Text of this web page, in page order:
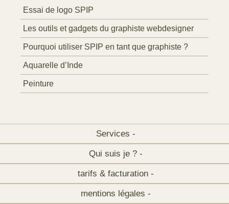
Essai de logo SPIP
Les outils et gadgets du graphiste webdesigner
Pourquoi utiliser SPIP en tant que graphiste ?
Aquarelle d’Inde
Peinture
Services -
Qui suis je ? -
tarifs & facturation -
mentions légales -